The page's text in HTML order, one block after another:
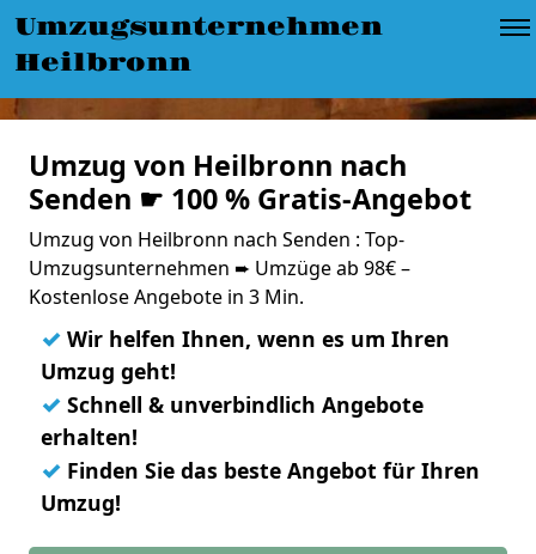
Umzugsunternehmen
Heilbronn
Umzug von Heilbronn nach
Senden ☛ 100 % Gratis-Angebot
Umzug von Heilbronn nach Senden : Top-
Umzugsunternehmen ➨ Umzüge ab 98€ –
Kostenlose Angebote in 3 Min.
✓ Wir helfen Ihnen, wenn es um Ihren
Umzug geht!
✓ Schnell & unverbindlich Angebote
erhalten!
✓ Finden Sie das beste Angebot für Ihren
Umzug!